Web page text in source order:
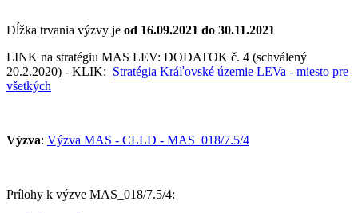
Dĺžka trvania výzvy je od 16.09.2021 do 30.11.2021
LINK na stratégiu MAS LEV: DODATOK č. 4 (schválený
20.2.2020) - KLIK: Stratégia Kráľovské územie LEVa - miesto pre
všetkých
Výzva: Výzva MAS - CLLD - MAS_018/7.5/4
Prílohy k výzve MAS_018/7.5/4: